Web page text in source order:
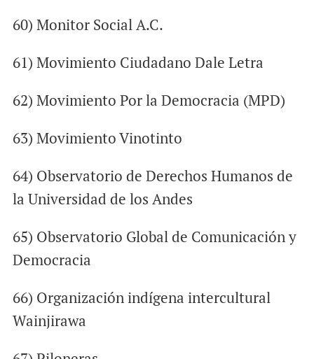
60) Monitor Social A.C.
61) Movimiento Ciudadano Dale Letra
62) Movimiento Por la Democracia (MPD)
63) Movimiento Vinotinto
64) Observatorio de Derechos Humanos de
la Universidad de los Andes
65) Observatorio Global de Comunicación y
Democracia
66) Organización indígena intercultural
Wainjirawa